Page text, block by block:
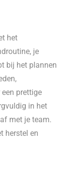
het
je
bij het plannen
prettige
in het
met je team.
herstel en